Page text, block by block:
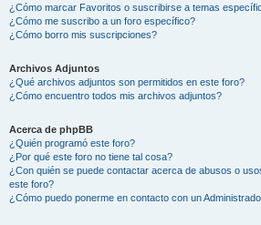
¿Cómo marcar Favoritos o suscribirse a temas
¿Cómo me suscribo a un foro específico?
¿Cómo borro mis suscripciones?
Archivos Adjuntos
¿Qué archivos adjuntos son permitidos en este foro?
¿Cómo encuentro todos mis archivos adjuntos?
Acerca de phpBB
¿Quién programó este foro?
¿Por qué este foro no tiene tal cosa?
¿Con quién se puede contactar acerca de abusos o
este foro?
¿Cómo puedo ponerme en contacto con un